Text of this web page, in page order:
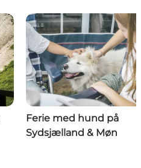
Ferie med hund på
Sydsjælland & Møn